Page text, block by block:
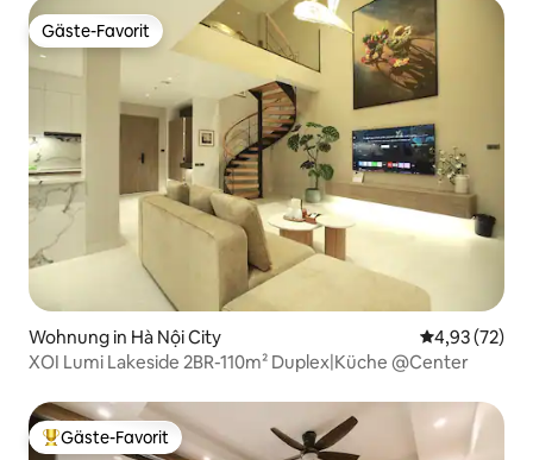
Gäste-Favorit
Gäste-Favorit
Wohnung in Hà Nội City
4,93 (72)
XOI Lumi Lakeside 2BR-110m² Duplex|Küche @Center
Beliebter Gäste-Favorit.
Gäste-Favorit